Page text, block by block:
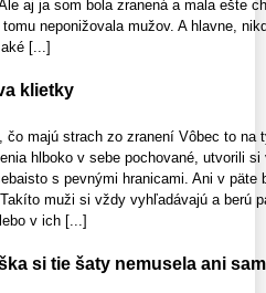
aj ja som bola zranená a mala ešte
neponižovala mužov. A hlavne,
[...]
klietky
čo majú strach zo zranení Vôbec to na
hlboko v sebe pochované, utvorili
s pevnými hranicami. Ani v päte
muži si vždy vyhľadávajú a berú
v ich [...]
si tie šaty nemusela ani